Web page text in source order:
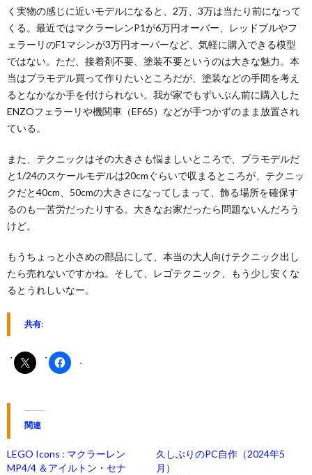
く実物の感じに近いモデルになると、2万、3万は当たり前になって
くる。最近ではマクラーレンP1が6万円オーバー、レッドブルやフ
ェラーリのF1マシンが3万円オーバーなど、気軽に購入できる模型
ではない。ただ、接着剤不要、塗装不要というのは大きな魅力。本
当はプラモデル買って作りたいところだが、塗装などの手間を考え
るとなかなか手を付けられない。我が家でもずいぶん前に購入した
ENZOフェラーリや機関車（EF65）などが手つかずのまま放置され
ている。
また、テクニックはその大きさも悩ましいところで、プラモデルだ
と1/24のスケールモデルは20cmぐらいで収まるところが、テクニッ
クだと40cm、50cmの大きさになってしまって、飾る場所を確保す
るのも一苦労だったりする。大きなお家だったら問題ないんだろう
けど。
もうちょっと小さめの部品にして、本当の大人向けテクニック出し
たら売れないですかね。そして、レゴテクニック、もう少し安くな
るとうれしいなー。
共有:
関連
LEGO Icons : マクラーレン
MP4/4 ＆アイルトン・セナ
久しぶりのPC自作（2024年5
月）